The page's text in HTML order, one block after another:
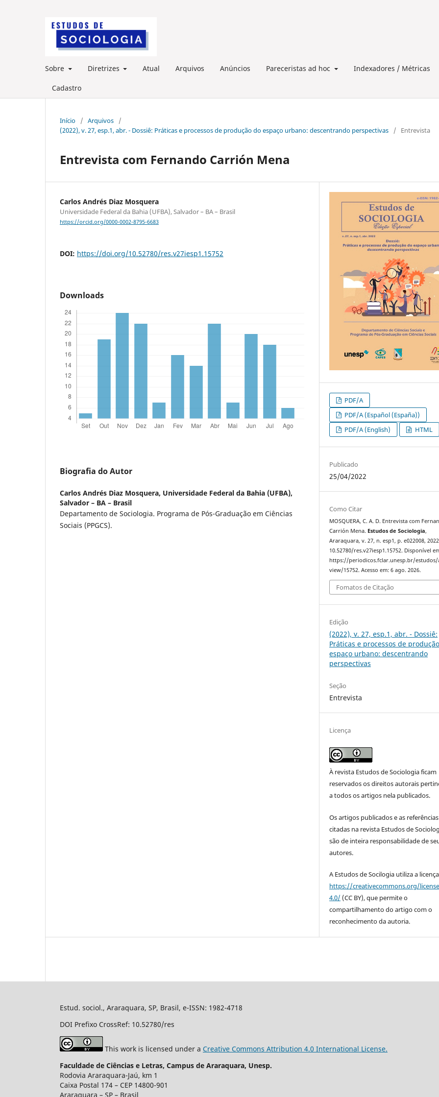
Sobre Diretrizes Atual Arquivos Anúncios Pareceristas ad hoc Indexadores / Métricas
Cadastro
Início / Arquivos
/
(2022), v. 27, esp.1, abr. - Dossiê: Práticas e processos de produção do espaço urbano: descentrando perspectivas
/ Entrevista
Entrevista com Fernando Carrión Mena
Carlos Andrés Diaz Mosquera
Universidade Federal da Bahia (UFBA), Salvador – BA – Brasil
https://orcid.org/0000-0002-8795-6683
DOI: https://doi.org/10.52780/res.v27iesp1.15752
Downloads
Biografia do Autor
Carlos Andrés Diaz Mosquera, Universidade Federal da Bahia (UFBA),
Salvador – BA – Brasil
Departamento de Sociologia. Programa de Pós-Graduação em Ciências
Sociais (PPGCS).
PDF/A
PDF/A (Español (España))
PDF/A (English)
HTML
Publicado
25/04/2022
Como Citar
MOSQUERA, C. A. D. Entrevista com
Carrión Mena. Estudos de Sociologia,
Araraquara, v. 27, n. esp1, p. e022008,
10.52780/res.v27iesp1.15752. Disponível
https://periodicos.fclar.unesp.br/
view/15752. Acesso em: 6 ago. 2026.
Fomatos de Citação
Edição
(2022), v. 27, esp.1, abr. - Dossiê:
Práticas e processos de
espaço urbano: descentrando
perspectivas
Seção
Entrevista
Licença
À revista Estudos de Sociologia ficam
reservados os direitos autorais
a todos os artigos nela publicados.
Os artigos publicados e as referências
citadas na revista Estudos de
são de inteira responsabilidade de
autores.
A Estudos de Socilogia utiliza a licença
https://creativecommons.org/
4.0/ (CC BY), que permite o
compartilhamento do artigo com o
reconhecimento da autoria.
Estud. sociol., Araraquara, SP, Brasil, e-ISSN: 1982-4718
DOI Prefixo CrossRef: 10.52780/res
This work is licensed under a Creative Commons Attribution 4.0 International License.
Faculdade de Ciências e Letras, Campus de Araraquara, Unesp.
Rodovia Araraquara-Jaú, km 1
Caixa Postal 174 – CEP 14800-901
Araraquara – SP – Brasil